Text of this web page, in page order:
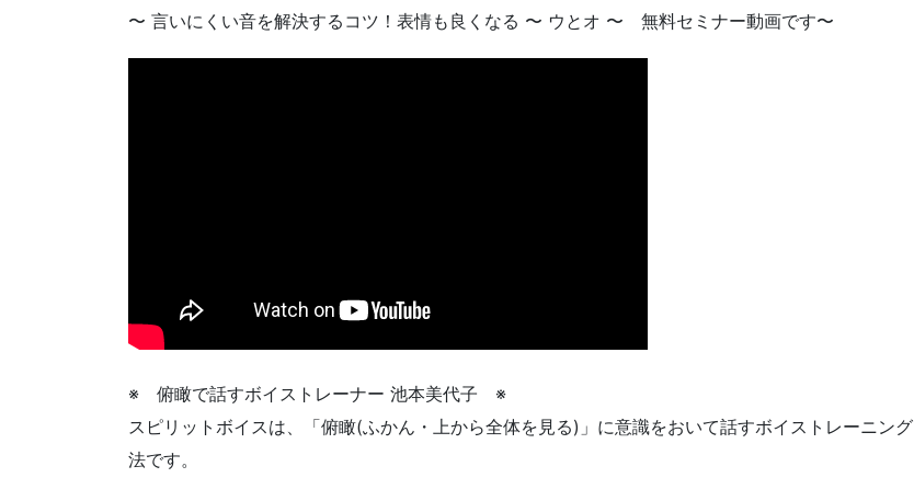
〜 言いにくい音を解決するコツ！表情も良くなる 〜 ウとオ 〜 無料セミナー動画です〜
※ 俯瞰で話すボイストレーナー 池本美代子 ※
スピリットボイスは、「俯瞰(ふかん・上から全体を見る)」に意識をおいて話すボイストレーニング
法です。